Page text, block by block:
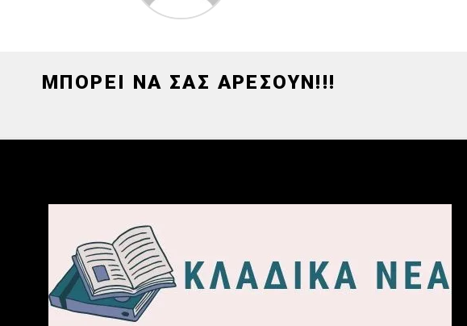
ΜΠΟΡΕΙ ΝΑ ΣΑΣ ΑΡΕΣΟΥΝ!!!